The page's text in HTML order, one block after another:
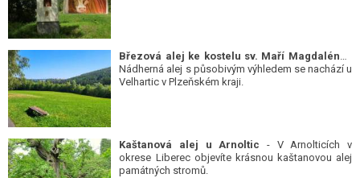
Březová alej ke kostelu sv. Maří Magdalény-
Nádherná alej s působivým výhledem se nachází u
Velhartic v Plzeňském kraji.
Kaštanová alej u Arnoltic - V Arnolticích v
okrese Liberec objevíte krásnou kaštanovou alej
památných stromů.